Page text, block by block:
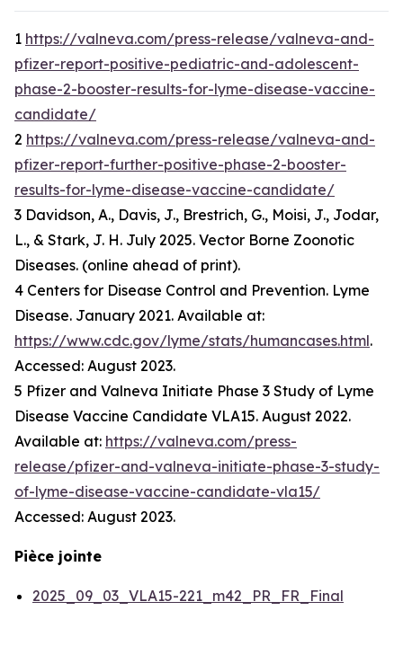
1 https://valneva.com/press-release/valneva-and-
pfizer-report-positive-pediatric-and-adolescent-
phase-2-booster-results-for-lyme-disease-vaccine-
candidate/
2 https://valneva.com/press-release/valneva-and-
pfizer-report-further-positive-phase-2-booster-
results-for-lyme-disease-vaccine-candidate/
3 Davidson, A., Davis, J., Brestrich, G., Moisi, J., Jodar,
L., & Stark, J. H. July 2025. Vector Borne Zoonotic
Diseases. (online ahead of print).
4 Centers for Disease Control and Prevention. Lyme
Disease. January 2021. Available at:
https://www.cdc.gov/lyme/stats/humancases.html.
Accessed: August 2023.
5 Pfizer and Valneva Initiate Phase 3 Study of Lyme
Disease Vaccine Candidate VLA15. August 2022.
Available at: https://valneva.com/press-
release/pfizer-and-valneva-initiate-phase-3-study-
of-lyme-disease-vaccine-candidate-vla15/
Accessed: August 2023.
Pièce jointe
2025_09_03_VLA15-221_m42_PR_FR_Final